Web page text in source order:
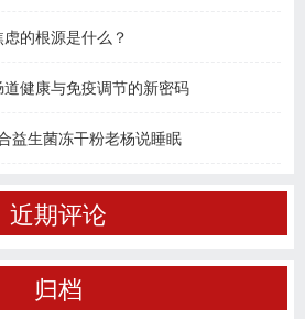
虑的根源是什么？
健康与免疫调节的新密码
益生菌冻干粉老杨说睡眠
近期评论
归档